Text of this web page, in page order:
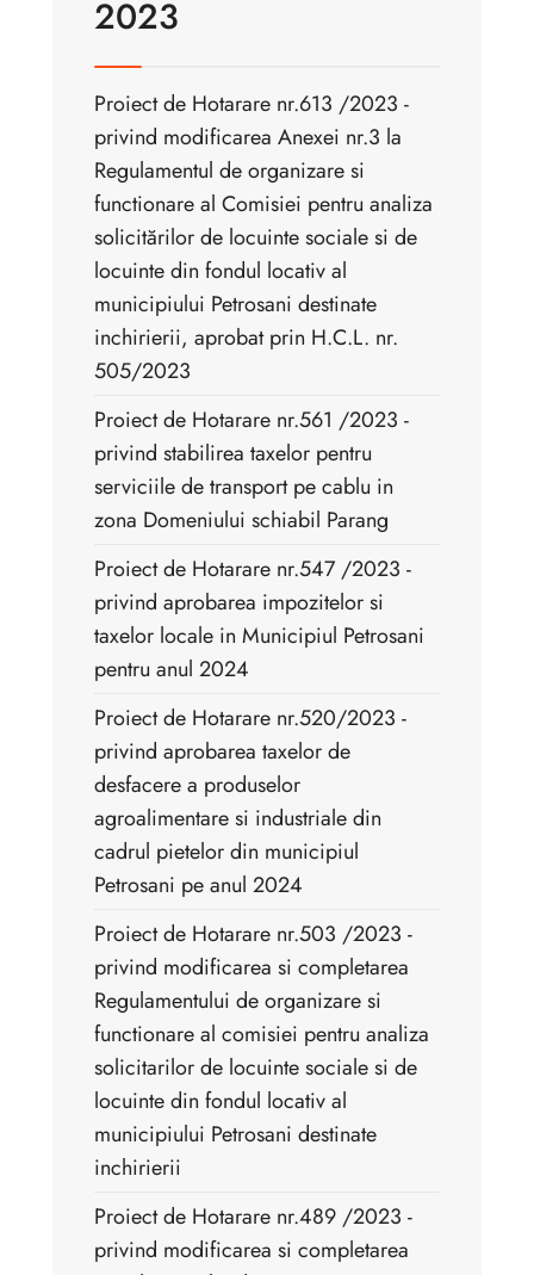
2023
Proiect de Hotarare nr.613 /2023 -
privind modificarea Anexei nr.3 la
Regulamentul de organizare si
functionare al Comisiei pentru analiza
solicitărilor de locuinte sociale si de
locuinte din fondul locativ al
municipiului Petrosani destinate
inchirierii, aprobat prin H.C.L. nr.
505/2023
Proiect de Hotarare nr.561 /2023 -
privind stabilirea taxelor pentru
serviciile de transport pe cablu in
zona Domeniului schiabil Parang
Proiect de Hotarare nr.547 /2023 -
privind aprobarea impozitelor si
taxelor locale in Municipiul Petrosani
pentru anul 2024
Proiect de Hotarare nr.520/2023 -
privind aprobarea taxelor de
desfacere a produselor
agroalimentare si industriale din
cadrul pietelor din municipiul
Petrosani pe anul 2024
Proiect de Hotarare nr.503 /2023 -
privind modificarea si completarea
Regulamentului de organizare si
functionare al comisiei pentru analiza
solicitarilor de locuinte sociale si de
locuinte din fondul locativ al
municipiului Petrosani destinate
inchirierii
Proiect de Hotarare nr.489 /2023 -
privind modificarea si completarea